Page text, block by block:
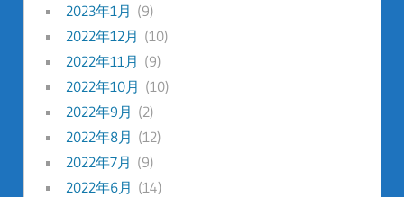
2023年1月 (9)
2022年12月 (10)
2022年11月 (9)
2022年10月 (10)
2022年9月 (2)
2022年8月 (12)
2022年7月 (9)
2022年6月 (14)